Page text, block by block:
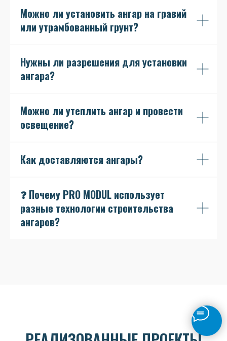
Можно ли установить ангар на гравий
или утрамбованный грунт?
Нужны ли разрешения для установки
ангара?
Можно ли утеплить ангар и провести
освещение?
Как доставляются ангары?
❓ Почему PRO MODUL использует
разные технологии строительства
ангаров?